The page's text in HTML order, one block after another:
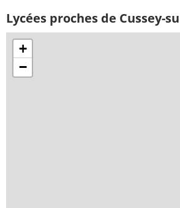
Lycées proches de Cussey-
+
−